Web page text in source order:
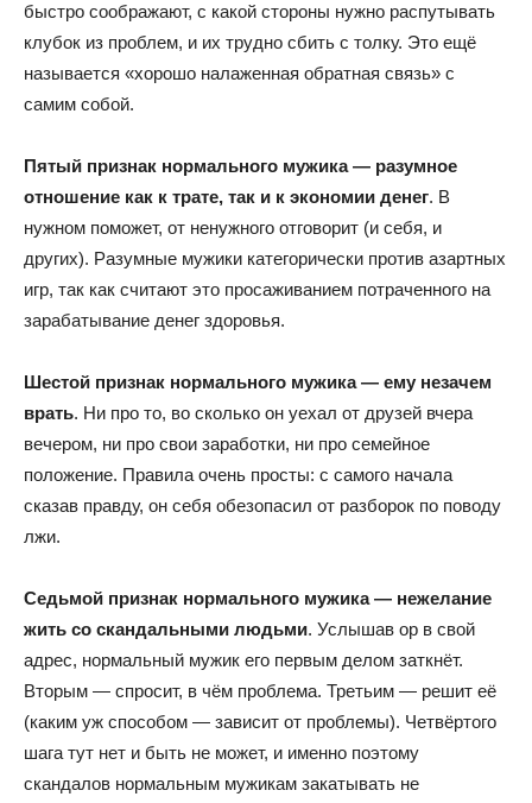
быстро соображают, с какой стороны нужно распутывать
клубок из проблем, и их трудно сбить с толку. Это ещё
называется «хорошо налаженная обратная связь» с
самим собой.
Пятый признак нормального мужика — разумное
отношение как к трате, так и к экономии денег. В
нужном поможет, от ненужного отговорит (и себя, и
других). Разумные мужики категорически против азартных
игр, так как считают это просаживанием потраченного на
зарабатывание денег здоровья.
Шестой признак нормального мужика — ему незачем
врать. Ни про то, во сколько он уехал от друзей вчера
вечером, ни про свои заработки, ни про семейное
положение. Правила очень просты: с самого начала
сказав правду, он себя обезопасил от разборок по поводу
лжи.
Седьмой признак нормального мужика — нежелание
жить со скандальными людьми. Услышав ор в свой
адрес, нормальный мужик его первым делом заткнёт.
Вторым — спросит, в чём проблема. Третьим — решит её
(каким уж способом — зависит от проблемы). Четвёртого
шага тут нет и быть не может, и именно поэтому
скандалов нормальным мужикам закатывать не